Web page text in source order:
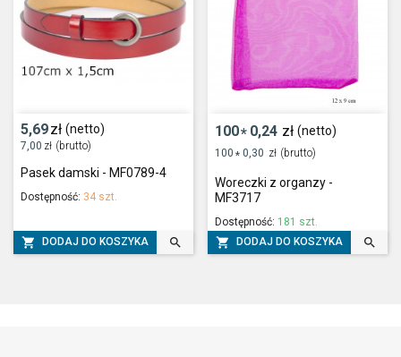
5,69zł (netto)
7,00 zł (brutto)
Pasek damski - MF0789-4
Dostępność: 34 szt.
 DODAJ DO KOSZYKA 
100* 0,24 zł (netto)
100 * 0,30 zł (brutto)
Woreczki z organzy -
MF3717
Dostępność: 181 szt.
 DODAJ DO KOSZYKA 